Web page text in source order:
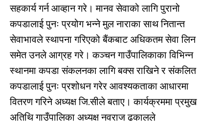
सहकार्य गर्न आव्हान गरे। मानव सेवाको लागि पुरानो
कपडालाई पुनः प्रयोग भन्ने मुल नाराका साथ नितान्त
सेवाभावले स्थापना गरिएको बैंकबाट अधिकतम सेवा लिन
समेत उनले आग्रह गरे। कञ्चन गाउँपालिकाका विभिन्न
स्थानमा कपडा संकलनका लागि बक्स राखिने र संकलित
कपडालाई पुनः प्रशोधन गरेर आवश्यकताका आधारमा
वितरण गरिने अध्यक्ष जि.सीले बताए। कार्यक्रममा प्रमुख
अतिथि गाउँपालिका अध्यक्ष नवराज ढकालले